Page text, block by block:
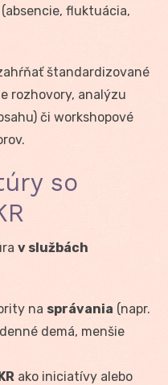
(absencie, fluktuácia,
štandardizované
rozhovory, analýzu
či workshopové
so
v službách
na správania (napr.
demá, menšie
ako iniciatívy alebo